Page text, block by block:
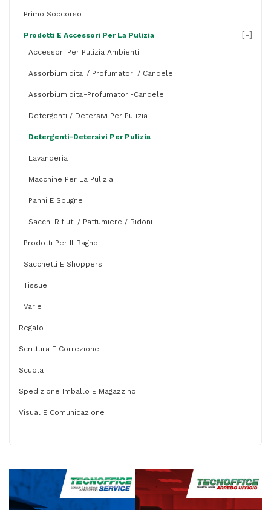
Primo Soccorso
Prodotti E Accessori Per La Pulizia
Accessori Per Pulizia Ambienti
Assorbiumidita' / Profumatori / Candele
Assorbiumidita'-Profumatori-Candele
Detergenti / Detersivi Per Pulizia
Detergenti-Detersivi Per Pulizia
Lavanderia
Macchine Per La Pulizia
Panni E Spugne
Sacchi Rifiuti / Pattumiere / Bidoni
[-]
Prodotti Per Il Bagno
Sacchetti E Shoppers
Tissue
Varie
Regalo
Scrittura E Correzione
Scuola
Spedizione Imballo E Magazzino
Visual E Comunicazione